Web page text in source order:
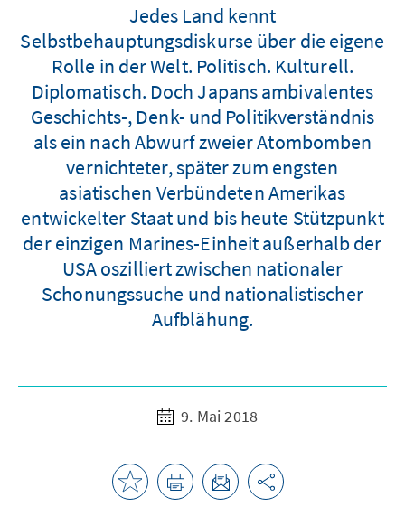
Jedes Land kennt
Selbstbehauptungsdiskurse über die eigene
Rolle in der Welt. Politisch. Kulturell.
Diplomatisch. Doch Japans ambivalentes
Geschichts-, Denk- und Politikverständnis
als ein nach Abwurf zweier Atombomben
vernichteter, später zum engsten
asiatischen Verbündeten Amerikas
entwickelter Staat und bis heute Stützpunkt
der einzigen Marines-Einheit außerhalb der
USA oszilliert zwischen nationaler
Schonungssuche und nationalistischer
Aufblähung.
9. Mai 2018